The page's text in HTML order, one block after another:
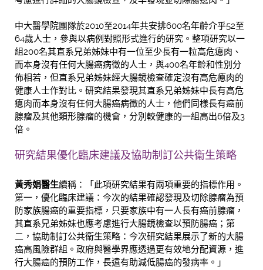
中大醫學院團隊於2010至2014年共安排600名年齡介乎52至
64歲人士，參與以病例對照形式進行的研究。整項研究以一
組200名其直系兄弟姊妹中有一位至少長有一粒高危瘜肉、
而本身沒有任何大腸癌病徵的人士，與400名年齡和性別分
佈相若，但直系兄弟姊妹經大腸鏡檢查確定沒有高危瘜肉的
健康人士作對比。研究結果發現其直系兄弟姊妹中長有高危
瘜肉而本身沒有任何大腸癌病徵的人士，他們同樣長有癌前
腺瘤及其他類形腺瘤的機會，分別較健康的一組高出6倍及3
倍。
研究結果優化臨床建議及協助制訂公共衞生策略
黃秀娟醫生續稱：「此項研究結果有兩項重要的指標作用。
第一，優化臨床建議：今次的結果確認發現及切除腺瘤為預
防家族腸癌的重要指標，只要家族中有一人長有癌前腺瘤，
其直系兄弟姊妹也應考慮進行大腸鏡檢查以預防腸癌；第
二，協助制訂公共衞生策略：今次研究結果展示了新的大腸
癌高風險群組。政府與醫學界應透過更有效地分配資源，進
行大腸癌的預防工作，長遠有助減低腸癌的發病率。」